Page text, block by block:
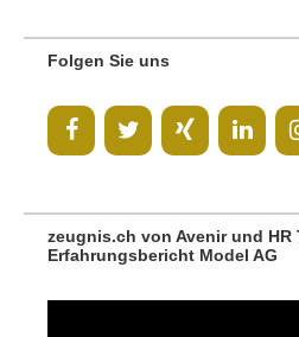
Folgen Sie uns
zeugnis.ch von Avenir und HR
Erfahrungsbericht Model AG